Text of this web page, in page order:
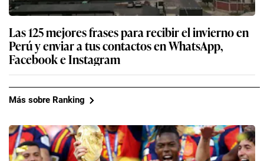
Las 125 mejores frases para recibir el invierno en
Perú y enviar a tus contactos en WhatsApp,
Facebook e Instagram
Más sobre Ranking